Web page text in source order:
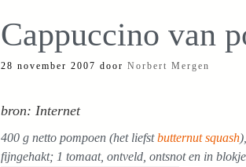
Kruiden
Moestuin
Cappuccino van
28 november 2007 door Norbert Mergen
bron: Internet
400 g netto pompoen (het liefstbutternut squash
fijngehakt; 1 tomaat, ontveld, ontsnot en in